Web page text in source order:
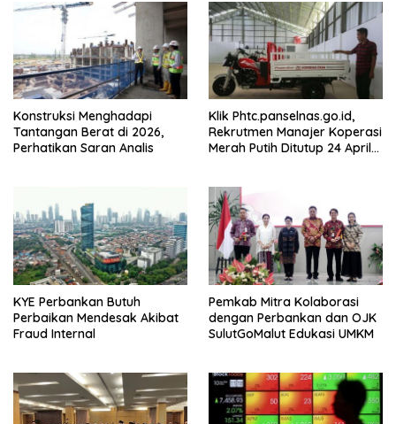
Konstruksi Menghadapi
Tantangan Berat di 2026,
Perhatikan Saran Analis
Klik Phtc.panselnas.go.id,
Rekrutmen Manajer Koperasi
Merah Putih Ditutup 24 April
KYE Perbankan Butuh
Perbaikan Mendesak Akibat
Fraud Internal
Pemkab Mitra Kolaborasi
dengan Perbankan dan OJK
SulutGoMalut Edukasi UMKM